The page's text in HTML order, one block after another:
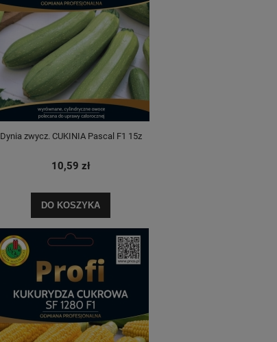
Dynia zwycz. CUKINIA Pascal F1 15z
10,59 zł
DO KOSZYKA